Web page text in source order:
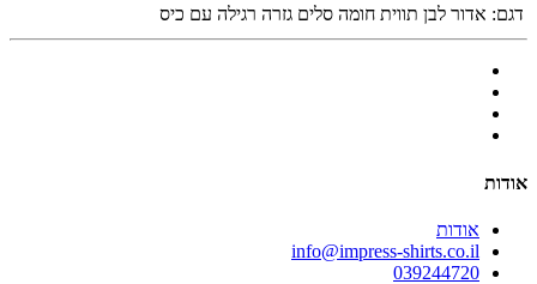
דגם: אדור לבן תווית חומה סלים גזרה רגילה עם כיס
אודות
אודות
info@impress-shirts.co.il
039244720